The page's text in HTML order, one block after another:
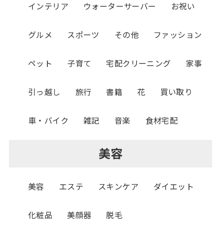
インテリア ウォーターサーバー お祝い
グルメ スポーツ その他 ファッション
ペット 子育て 宅配クリーニング 家事
引っ越し 旅行 書籍 花 買い取り
車・バイク 雑記 音楽 食材宅配
美容
美容 エステ スキンケア ダイエット
化粧品 美顔器 脱毛